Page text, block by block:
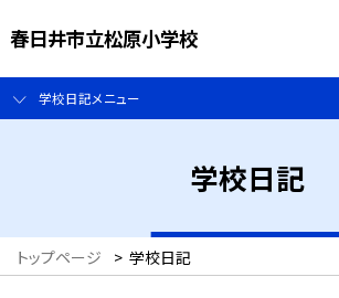
春日井市立松原小学校
学校日記メニュー
学校日記
トップページ > 学校日記